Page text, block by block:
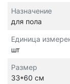
Назначение
для пола
Единица
шт
Размер
33*60 см